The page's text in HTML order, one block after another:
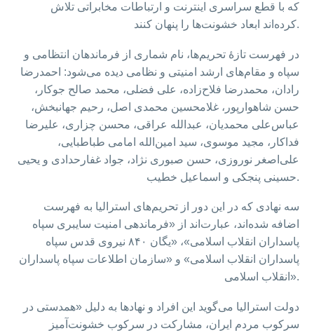
که با قطع سراسری اینترنت و ارتباطات مخابراتی تلاش
کرده‌اند ابعاد خشونت‌ها را پنهان کنند.
در فهرست تازهٔ تحریم‌ها، نام شماری از فرماندهان انتظامی و
سپاه و مقام‌های ارشد امنیتی و نظامی دیده می‌شود: احمدرضا
رادان، محمدرضا فلاح‌زاده، علی فضلی، محمد صالح جوکار،
حسن شاهوارپور، غلامحسین محمدی اصل، رحیم جهانبخش،
عباس‌علی محمدیان، عبدالله عراقی، محسن چزاری، علیرضا
فداکار، مجید موسوی، سید امین‌الله امامی طباطبایی،
علی‌اصغر نوروزی، حسن صبوری نژاد، جواد غفارحدادی و یحیی
حسینی پنجکی و اسماعیل خطیب.
سه نهادی که در این دور از تحریم‌های استرالیا به فهرست
اضافه شده‌اند، عبارت‌اند از «فرماندهی امنیت سایبری سپاه
پاسداران انقلاب اسلامی»، «یگان ۸۴۰ نیروی قدس سپاه
پاسداران انقلاب اسلامی» و «سازمان اطلاعات سپاه پاسداران
انقلاب اسلامی».
دولت استرالیا می‌گوید این افراد و نهادها به دلیل «همدستی در
سرکوب مردم ایران، مشارکت در سرکوب خشونت‌آمیز